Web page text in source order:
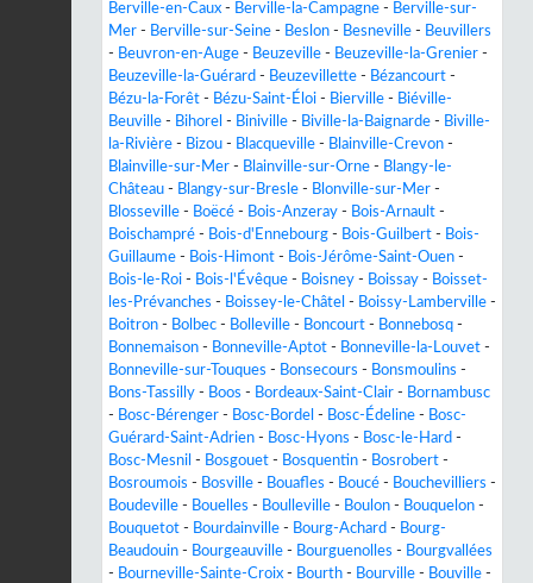
Berville-en-Caux - Berville-la-Campagne - Berville-sur-
Mer - Berville-sur-Seine - Beslon - Besneville - Beuvillers
- Beuvron-en-Auge - Beuzeville - Beuzeville-la-Grenier -
Beuzeville-la-Guérard - Beuzevillette - Bézancourt -
Bézu-la-Forêt - Bézu-Saint-Éloi - Bierville - Biéville-
Beuville - Bihorel - Biniville - Biville-la-Baignarde - Biville-
la-Rivière - Bizou - Blacqueville - Blainville-Crevon -
Blainville-sur-Mer - Blainville-sur-Orne - Blangy-le-
Château - Blangy-sur-Bresle - Blonville-sur-Mer -
Blosseville - Boëcé - Bois-Anzeray - Bois-Arnault -
Boischampré - Bois-d'Ennebourg - Bois-Guilbert - Bois-
Guillaume - Bois-Himont - Bois-Jérôme-Saint-Ouen -
Bois-le-Roi - Bois-l'Évêque - Boisney - Boissay - Boisset-
les-Prévanches - Boissey-le-Châtel - Boissy-Lamberville -
Boitron - Bolbec - Bolleville - Boncourt - Bonnebosq -
Bonnemaison - Bonneville-Aptot - Bonneville-la-Louvet -
Bonneville-sur-Touques - Bonsecours - Bonsmoulins -
Bons-Tassilly - Boos - Bordeaux-Saint-Clair - Bornambusc
- Bosc-Bérenger - Bosc-Bordel - Bosc-Édeline - Bosc-
Guérard-Saint-Adrien - Bosc-Hyons - Bosc-le-Hard -
Bosc-Mesnil - Bosgouet - Bosquentin - Bosrobert -
Bosroumois - Bosville - Bouafles - Boucé - Bouchevilliers -
Boudeville - Bouelles - Boulleville - Boulon - Bouquelon -
Bouquetot - Bourdainville - Bourg-Achard - Bourg-
Beaudouin - Bourgeauville - Bourguenolles - Bourgvallées
- Bourneville-Sainte-Croix - Bourth - Bourville - Bouville -